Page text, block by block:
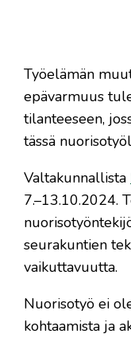
Työelämän
epävarmuus
tilanteeseen,
tässä
Valtakunnallista
7.–13.10.2024.
seurakuntien
vaikuttavuutta.
Nuorisotyö ei
kohtaamista ja